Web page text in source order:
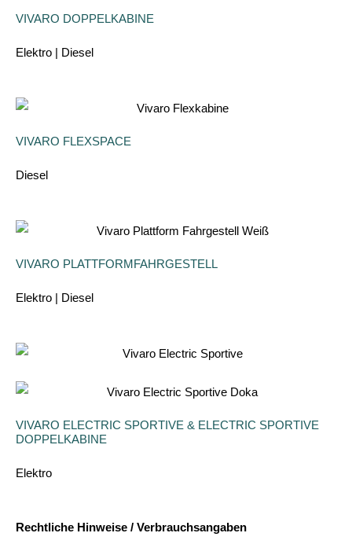
VIVARO DOPPELKABINE
Elektro | Diesel
VIVARO FLEXSPACE
Diesel
VIVARO PLATTFORMFAHRGESTELL
Elektro | Diesel
VIVARO ELECTRIC SPORTIVE & ELECTRIC SPORTIVE
DOPPELKABINE
Elektro
Rechtliche Hinweise / Verbrauchsangaben